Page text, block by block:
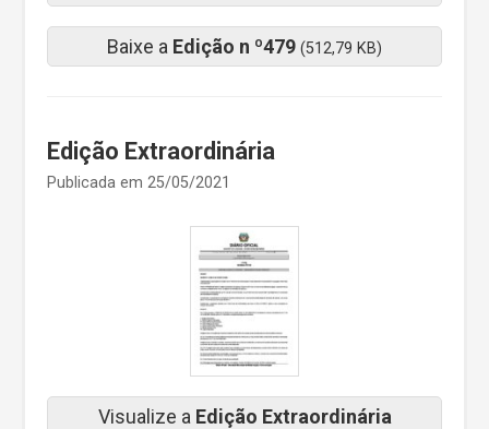
Baixe a Edição n º479 (512,79 KB)
Edição Extraordinária
Publicada em 25/05/2021
Visualize a Edição Extraordinária